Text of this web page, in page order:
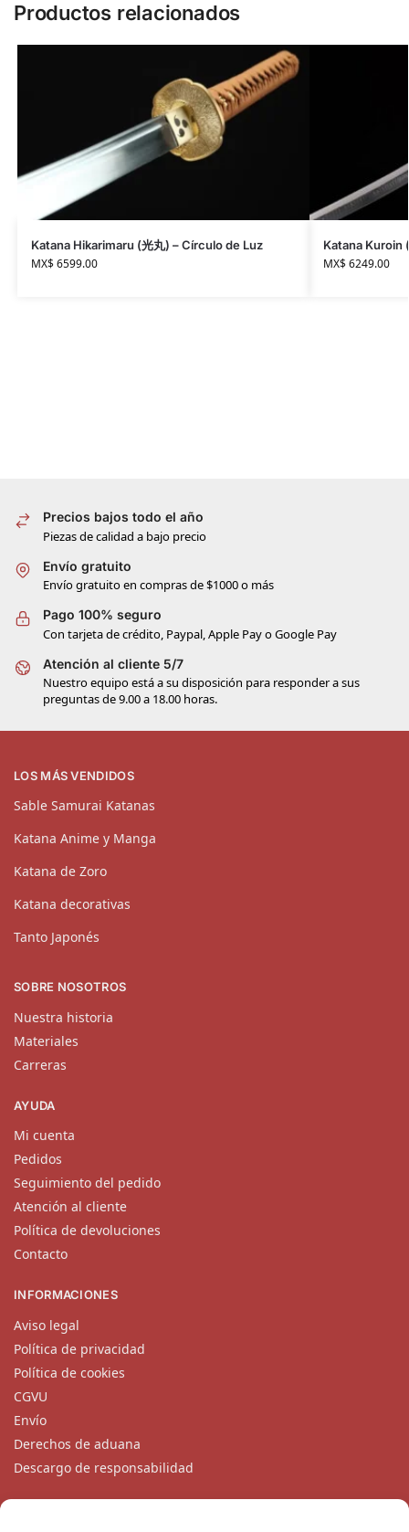
Productos relacionados
Katana Hikarimaru (光丸) – Círculo de Luz
MX$6599.00
Katana Kuroin
MX$6249.00
Precios bajos todo el año
Piezas de calidad a bajo precio
Envío gratuito
Envío gratuito en compras de $1000 o más
Pago 100% seguro
Con tarjeta de crédito, Paypal, Apple Pay o Google Pay
Atención al cliente 5/7
Nuestro equipo está a su disposición para responder a sus
preguntas de 9.00 a 18.00 horas.
LOS MÁS VENDIDOS
Sable Samurai Katanas
Katana Anime y Manga
Katana de Zoro
Katana decorativas
Tanto Japonés
SOBRE NOSOTROS
Nuestra historia
Materiales
Carreras
AYUDA
Mi cuenta
Pedidos
Seguimiento del pedido
Atención al cliente
Política de devoluciones
Contacto
INFORMACIONES
Aviso legal
Política de privacidad
Política de cookies
CGVU
Envío
Derechos de aduana
Descargo de responsabilidad